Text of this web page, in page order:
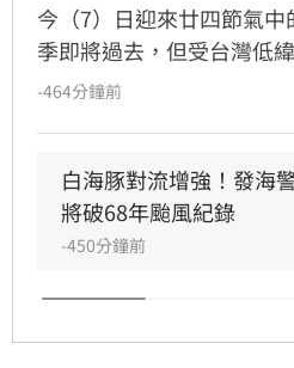
今（7）日迎來廿四節氣
季即將過去，但受台灣低
前仍感受不到秋意，暑氣
中西部雨勢將隨颱風接近
（9日）將是降雨最為劇
末規劃活動時，務必留意
-464分鐘前
白海豚對流增強！發海
將破68年颱風紀錄
-450分鐘前